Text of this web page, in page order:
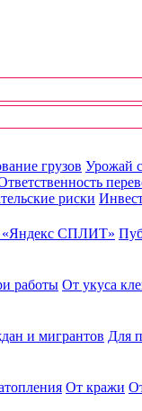
грузов Урожай
риски
«Яндекс СПЛИТ»
работы От укуса
и мигрантов Для
От кражи